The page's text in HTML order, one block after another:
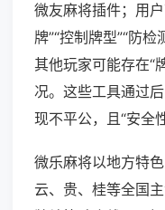
微友麻将插件；用
牌”“控制牌型”“防
其他玩家可能存在“
况。这些工具通过
现不平公，且“安全
微乐麻将以地方特
云、贵、桂等全国